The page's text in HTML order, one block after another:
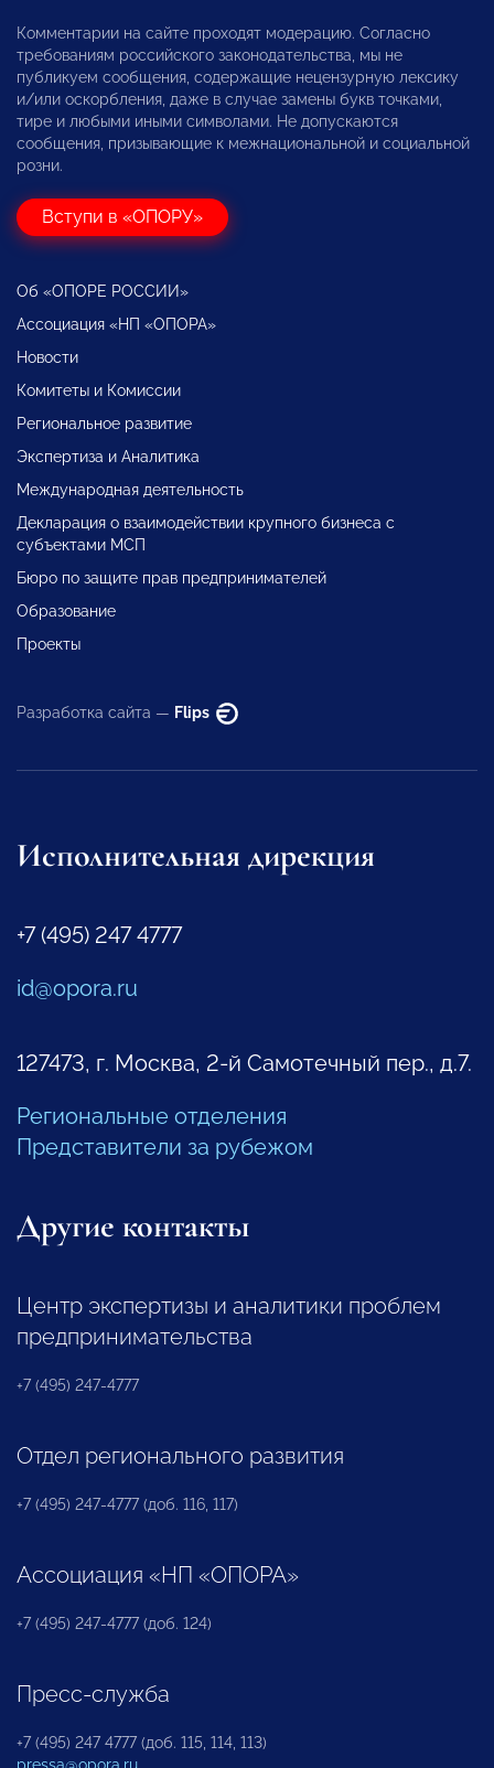
Комментарии на сайте проходят модерацию. Согласно
требованиям российского законодательства, мы не
публикуем сообщения, содержащие нецензурную лексику
и/или оскорбления, даже в случае замены букв точками,
тире и любыми иными символами. Не допускаются
сообщения, призывающие к межнациональной и социальной
розни.
Вступи в «ОПОРУ»
Об «ОПОРЕ РОССИИ»
Ассоциация «НП «ОПОРА»
Новости
Комитеты и Комиссии
Региональное развитие
Экспертиза и Аналитика
Международная деятельность
Декларация о взаимодействии крупного бизнеса с
субъектами МСП
Бюро по защите прав предпринимателей
Образование
Проекты
Разработка сайта — Flips
Исполнительная дирекция
+7 (495) 247 4777
id@opora.ru
127473, г. Москва, 2-й Самотечный пер., д.7.
Региональные отделения
Представители за рубежом
Другие контакты
Центр экспертизы и аналитики проблем
предпринимательства
+7 (495) 247-4777
Отдел регионального развития
+7 (495) 247-4777 (доб. 116, 117)
Ассоциация «НП «ОПОРА»
+7 (495) 247-4777 (доб. 124)
Пресс-служба
+7 (495) 247 4777 (доб. 115, 114, 113)